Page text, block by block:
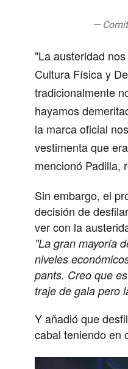
—
"La austeridad
Cultura Física y
tradicionalmente
hayamos
la marca oficial
vestimenta que
mencionó Padilla,
Sin embargo, el
decisión de
ver con la
"La gran mayoría
niveles
pants. Creo que
traje de gala pero
Y añadió que
cabal teniendo en